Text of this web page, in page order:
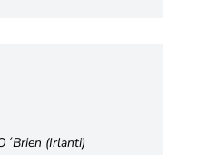
(Irlanti)